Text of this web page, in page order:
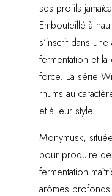
ses profils
Embouteillé à
s’inscrit dans
fermentation et la
force. La série
rhums au
et à leur style.
Monymusk,
pour produire
fermentation
arômes